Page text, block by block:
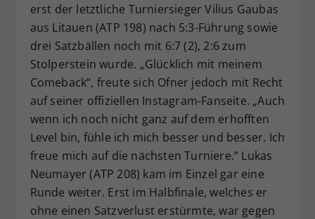
erst der letztliche Turniersieger Vilius Gaubas
aus Litauen (ATP 198) nach 5:3-Führung sowie
drei Satzbällen noch mit 6:7 (2), 2:6 zum
Stolperstein wurde. „Glücklich mit meinem
Comeback“, freute sich Ofner jedoch mit Recht
auf seiner offiziellen Instagram-Fanseite. „Auch
wenn ich noch nicht ganz auf dem erhofften
Level bin, fühle ich mich besser und besser. Ich
freue mich auf die nächsten Turniere.“ Lukas
Neumayer (ATP 208) kam im Einzel gar eine
Runde weiter. Erst im Halbfinale, welches er
ohne einen Satzverlust erstürmte, war gegen